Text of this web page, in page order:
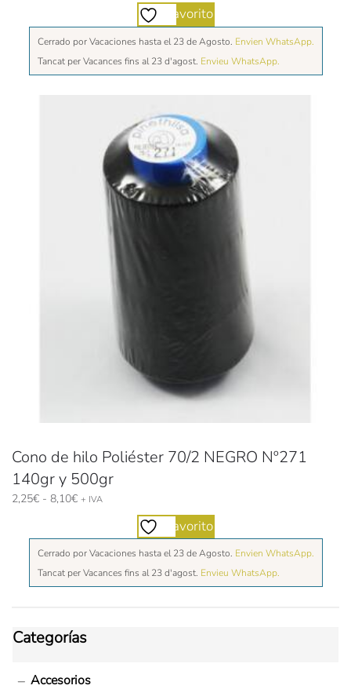
Favorito
Cerrado por Vacaciones hasta el 23 de Agosto. Envien WhatsApp.
Tancat per Vacances fins al 23 d'agost. Envieu WhatsApp.
Cono de hilo Poliéster 70/2 NEGRO Nº271
140gr y 500gr
2,25€ - 8,10€Rango
desde
hasta
+ IVA
Favorito
Cerrado por Vacaciones hasta el 23 de Agosto. Envien WhatsApp.
Tancat per Vacances fins al 23 d'agost. Envieu WhatsApp.
Categorías
Accesorios